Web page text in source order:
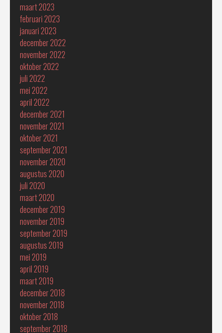
maart 2023
februari 2023
januari 2023
december 2022
november 2022
oktober 2022
juli 2022
mei 2022
april 2022
december 2021
november 2021
oktober 2021
september 2021
november 2020
augustus 2020
juli 2020
maart 2020
december 2019
november 2019
september 2019
augustus 2019
mei 2019
april 2019
maart 2019
december 2018
november 2018
oktober 2018
september 2018